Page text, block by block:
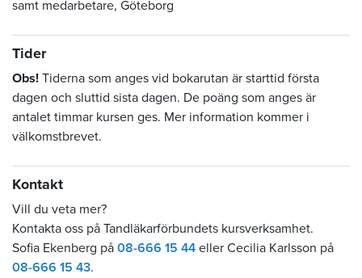
samt medarbetare, Göteborg
Tider
Obs! Tiderna som anges vid bokarutan är starttid första
dagen och sluttid sista dagen. De poäng som anges är
antalet timmar kursen ges. Mer information kommer i
välkomstbrevet.
Kontakt
Vill du veta mer?
Kontakta oss på Tandläkarförbundets kursverksamhet.
Sofia Ekenberg på 08-666 15 44 eller Cecilia Karlsson på
08-666 15 43.